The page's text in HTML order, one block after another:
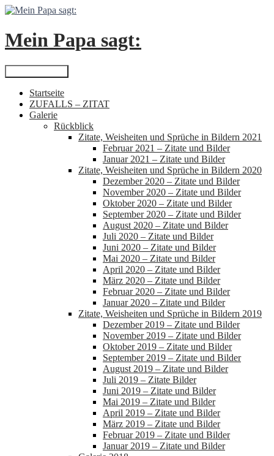
Zum
springen
Mein Papa sagt:
Suchen
Startseite
ZUFALLS – ZITAT
Galerie
Rückblick
Zitate, Weisheiten und Sprüche in Bildern 2021
Februar 2021 – Zitate und Bilder
Januar 2021 – Zitate und Bilder
Zitate, Weisheiten und Sprüche in Bildern 2020
Dezember 2020 – Zitate und Bilder
November 2020 – Zitate und Bilder
Oktober 2020 – Zitate und Bilder
September 2020 – Zitate und Bilder
August 2020 – Zitate und Bilder
Juli 2020 – Zitate und Bilder
Juni 2020 – Zitate und Bilder
Mai 2020 – Zitate und Bilder
April 2020 – Zitate und Bilder
März 2020 – Zitate und Bilder
Februar 2020 – Zitate und Bilder
Januar 2020 – Zitate und Bilder
Zitate, Weisheiten und Sprüche in Bildern 2019
Dezember 2019 – Zitate und Bilder
November 2019 – Zitate und Bilder
Oktober 2019 – Zitate und Bilder
September 2019 – Zitate und Bilder
August 2019 – Zitate und Bilder
Juli 2019 – Zitate Bilder
Juni 2019 – Zitate und Bilder
Mai 2019 – Zitate und Bilder
April 2019 – Zitate und Bilder
März 2019 – Zitate und Bilder
Februar 2019 – Zitate und Bilder
Januar 2019 – Zitate und Bilder